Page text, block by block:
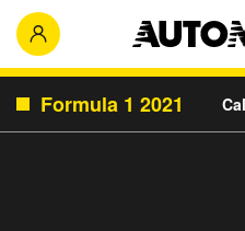
Formula 1 2021